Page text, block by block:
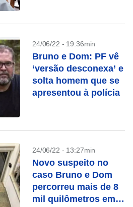
24/06/22 - 19:36min
Bruno e Dom: PF vê
‘versão desconexa’ e
solta homem que se
apresentou à polícia
24/06/22 - 13:27min
Novo suspeito no
caso Bruno e Dom
percorreu mais de 8
mil quilômetros em